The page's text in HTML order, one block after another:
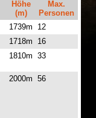
Höhe
(m)
Max.
Personen
1739m
12
1718m
16
1810m 33
2000m 56